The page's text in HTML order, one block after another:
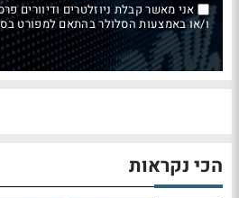
אני מאשר קבלת ניוזלטרים ודיוורים
ו/או באמצעות הסלולר בהתאם למפורט בסעיף 10 בתנאי
הכי נקראות